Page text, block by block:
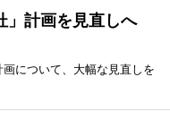
」計画を見直しへ
について、大幅な見直しを